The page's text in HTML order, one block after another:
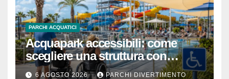
PARCHI ACQUATICI
Acquapark accessibili: come
scegliere una struttura con
passeggino o sedia a rotelle
6 AGOSTO 2026 PARCHI DIVERTIMENTO